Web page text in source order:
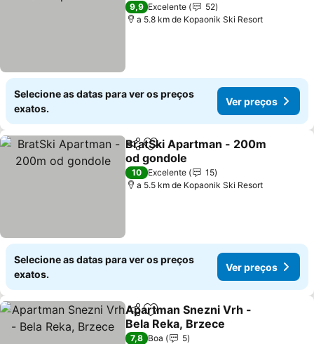
9,9 Excelente
52
a 5.8 km de Kopaonik Ski Resort
Selecione as datas para ver os preços
exatos.
Ver preços
PartilharAdicionar aos favoritos
BratSki Apartman - 200m
od gondole
10 Excelente
15
a 5.5 km de Kopaonik Ski Resort
Selecione as datas para ver os preços
exatos.
Ver preços
PartilharAdicionar aos favoritos
Apartman Snezni Vrh -
Bela Reka, Brzece
7,8 Boa
5